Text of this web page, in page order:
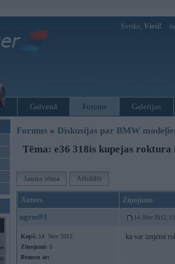
Sveiks, Viesi!
Galvenā Forums Galerijas
Forums » Diskusijas par BMW
Tēma: e36 318is kupejas roktura
Jauna tēma Atbildēt
Autors Ziņojums
ugens91 14. Nov 2012,
Kopš: 14. Nov 2012
Ziņojumi: 0
Braucu ar:
ka var iznjemt